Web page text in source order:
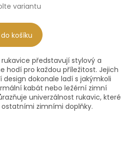
variantu
košíku
představují stylový a
hodí pro každou příležitost. Jejich
dokonale ladí s jakýmkoli
kabát nebo ležérní zimní
univerzálnost rukavic, které
zimními doplňky.